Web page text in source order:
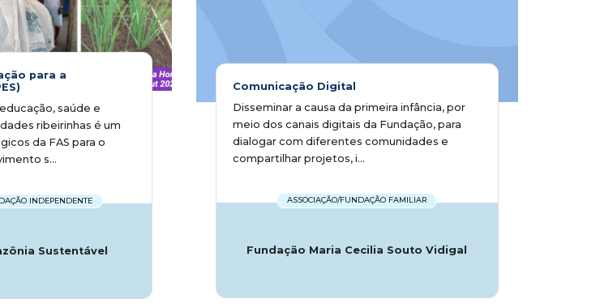
para a
saúde e
ribeirinhas é um
da FAS para o
s...
INDEPENDENTE
Sustentável
Comunicação Digital
Disseminar a causa da primeira infância, por
meio dos canais digitais da Fundação, para
dialogar com diferentes comunidades e
compartilhar projetos, i...
ASSOCIAÇÃO/FUNDAÇÃO FAMILIAR
Fundação Maria Cecilia Souto Vidigal